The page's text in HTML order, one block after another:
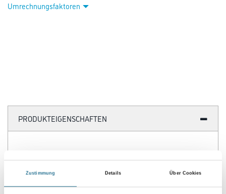
Zustimmung Details Über Cookies
Umrechnungsfaktoren
PRODUKTEIGENSCHAFTEN
ZUSATZINFOS